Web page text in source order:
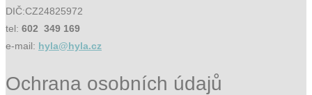
DIČ:CZ24825972
tel: 602 349 169
e-mail: hyla@hyla.cz
Ochrana osobních údajů